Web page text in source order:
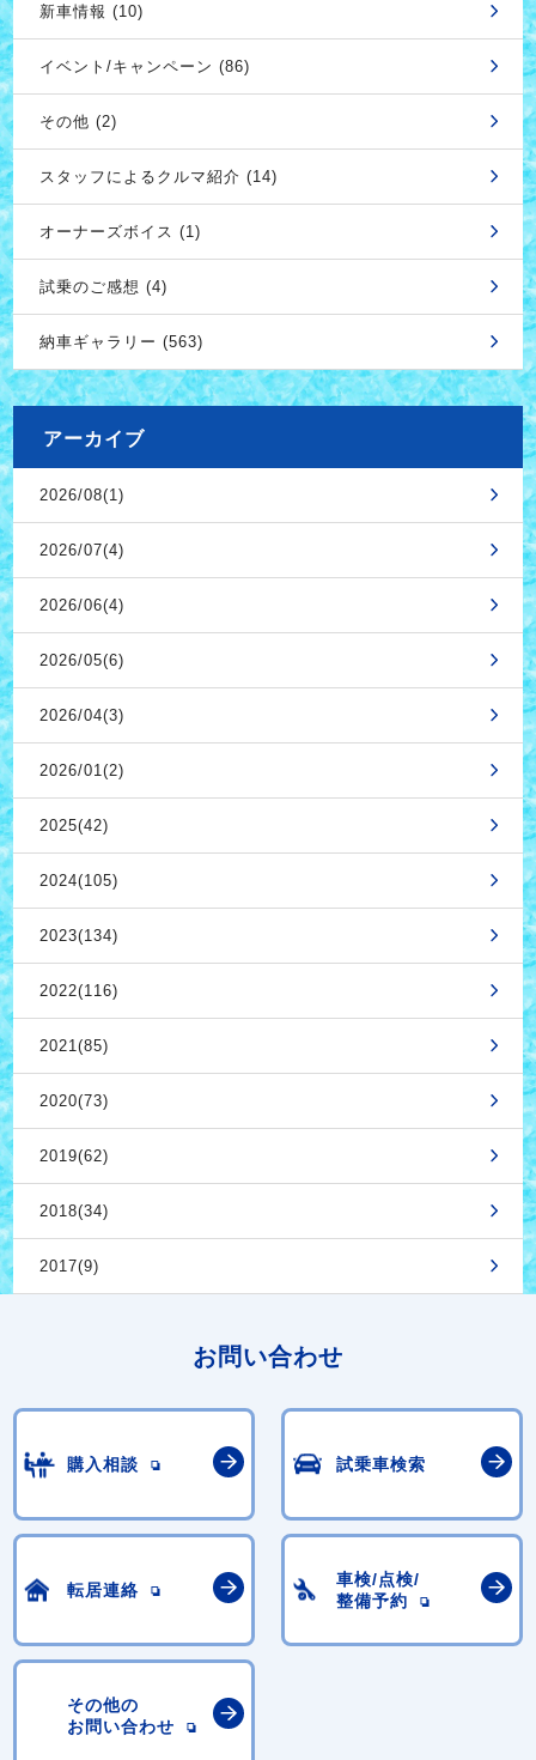
新車情報 (10)
イベント/キャンペーン (86)
その他 (2)
スタッフによるクルマ紹介 (14)
オーナーズボイス (1)
試乗のご感想 (4)
納車ギャラリー (563)
アーカイブ
2026/08(1)
2026/07(4)
2026/06(4)
2026/05(6)
2026/04(3)
2026/01(2)
2025(42)
2024(105)
2023(134)
2022(116)
2021(85)
2020(73)
2019(62)
2018(34)
2017(9)
お問い合わせ
購入相談 試乗車検索
転居連絡
車検/点検/
整備予約
その他の
お問い合わせ